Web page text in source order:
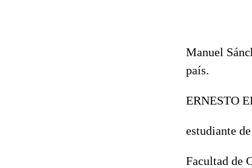
Manuel
país.
ERNESTO
estudiante
Facultad de